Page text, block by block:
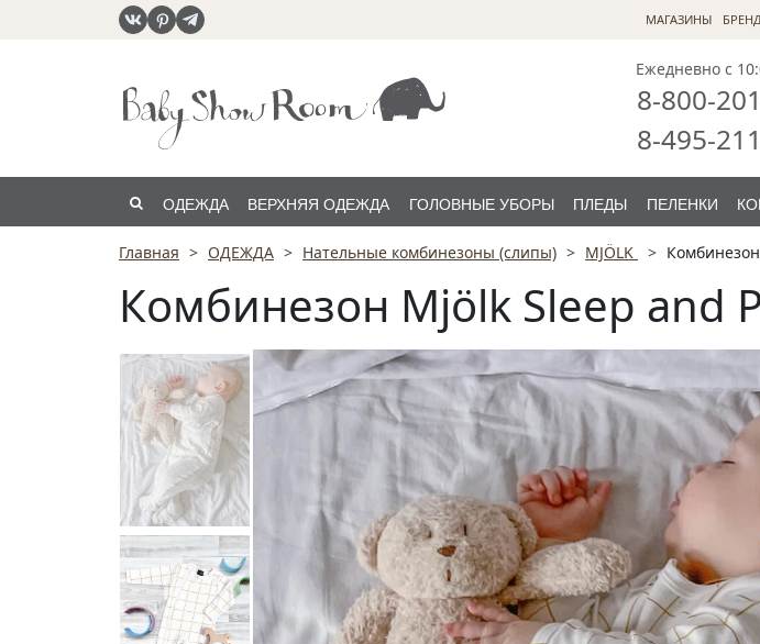
МАГАЗИНЫ
Ежедневно с
8-800-
8-495-
ОДЕЖДА ВЕРХНЯЯ ОДЕЖДА ГОЛОВНЫЕ УБОРЫ ПЛЕДЫ ПЕЛЕНКИ
РАСПРОДАЖА
Главная ОДЕЖДА Нательные комбинезоны (слипы) MJÖLK
Комбинезон Mjölk Sleep and